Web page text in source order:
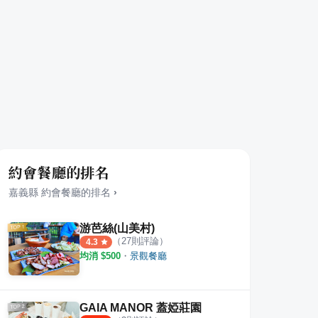
約會餐廳的排名
嘉義縣 約會餐廳的排名 ›
游芭絲(山美村)
4.3 （27則評論）
均消 $500 ・ 景觀餐廳
GAIA MANOR 蓋婭莊園